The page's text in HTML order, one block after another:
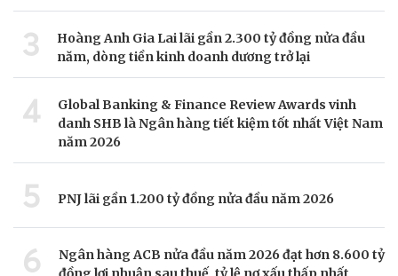
3
Hoàng Anh Gia Lai lãi gần 2.300 tỷ đồng nửa đầu
năm, dòng tiền kinh doanh dương trở lại
4
Global Banking & Finance Review Awards vinh
danh SHB là Ngân hàng tiết kiệm tốt nhất Việt Nam
năm 2026
5 PNJ lãi gần 1.200 tỷ đồng nửa đầu năm 2026
6
Ngân hàng ACB nửa đầu năm 2026 đạt hơn 8.600 tỷ